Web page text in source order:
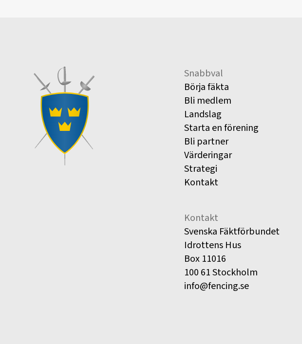
Snabbval
Börja fäkta
Bli medlem
Landslag
Starta en förening
Bli partner
Värderingar
Strategi
Kontakt
Kontakt
Svenska Fäktförbundet
Idrottens Hus
Box 11016
100 61 Stockholm
info@fencing.se